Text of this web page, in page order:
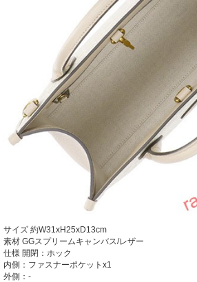
サイズ 約W31xH25xD13cm
素材 GGスプリームキャンバス/レザー
仕様 開閉：ホック
内側：ファスナーポケットx1
外側：-